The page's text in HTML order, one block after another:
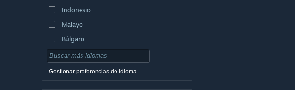
Indonesio
Malayo
Búlgaro
Checo
Danés
Gestionar preferencias de idioma